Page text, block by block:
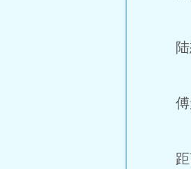
陆想
傅景
距离